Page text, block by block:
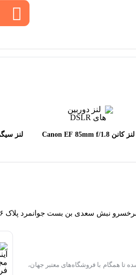
لنز کانن Canon EF 85mm f/1.8
نبش سعدی بن بست جوانمرد پلاک ۶
تا همگام با فروشگاه‌های معتبر جهان،